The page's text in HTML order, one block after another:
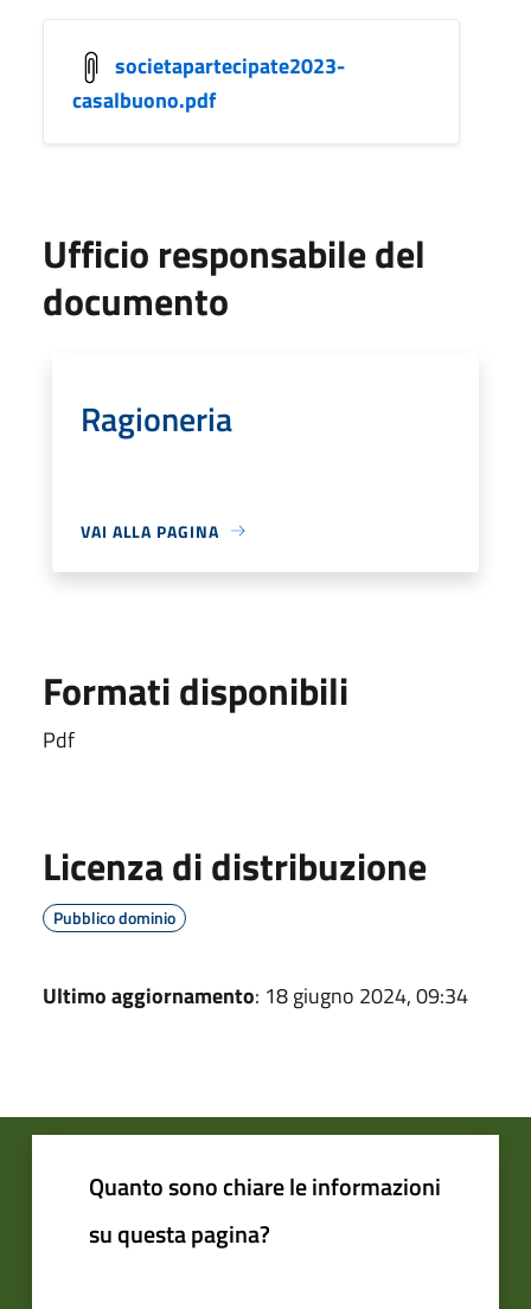
societapartecipate2023-
casalbuono.pdf
Ufficio responsabile del
documento
Ragioneria
VAI ALLA PAGINA
Formati disponibili
Pdf
Licenza di distribuzione
Pubblico dominio
Ultimo aggiornamento: 18 giugno 2024, 09:34
Quanto sono chiare le informazioni
su questa pagina?